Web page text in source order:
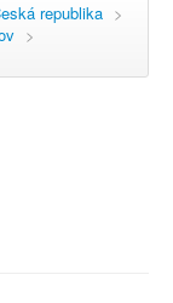
republika >
>